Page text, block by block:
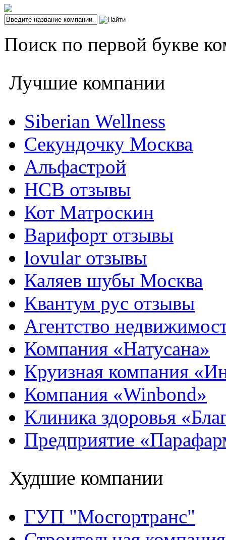
Поиск по первой букве
Лучшие компании
Siberian Wellness
Секундочку Москва
Альфастрой
НСВ отзывы
Кот Матроскин
Варифорт отзывы
lovular отзывы
Каляев шубы Москва
Квантум рус отзывы
Агентство
Компания «Натусана»
Круизная компания
Компания «Winbond»
Клиника здоровья
Предприятие
Худшие компании
ГУП "Мосгортранс"